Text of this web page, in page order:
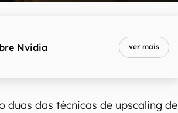
Nvidia ver mais
duas das técnicas de upscaling de